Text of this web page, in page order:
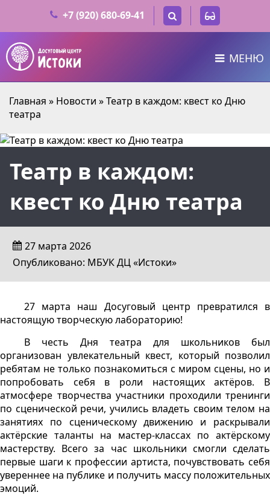
+7 (920) 680-69-41
МЕНЮ
Главная » Новости »Театр в каждом: квест ко Дню
театра
Театр в каждом:
квест ко Дню театра
27 марта 2026
Опубликовано: МБУК ДЦ «Истоки»
27 марта наш Досуговый центр превратился в
настоящую творческую лабораторию!
В честь Дня театра для школьников был
организован увлекательный квест, который позволил
ребятам не только познакомиться с миром сцены, но и
попробовать себя в роли настоящих актёров. В
атмосфере творчества участники проходили тренинги
по сценической речи, учились владеть своим телом на
занятиях по сценическому движению и раскрывали
актёрские таланты на мастер-классах по актёрскому
мастерству. Всего за час школьники смогли сделать
первые шаги к профессии артиста, почувствовать себя
увереннее на публике и получить массу положительных
эмоций.